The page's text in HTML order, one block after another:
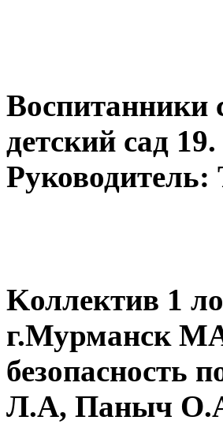
детский сад
Kоллектив 1
г.Мурманск
безопасность
Л.А, Паныч